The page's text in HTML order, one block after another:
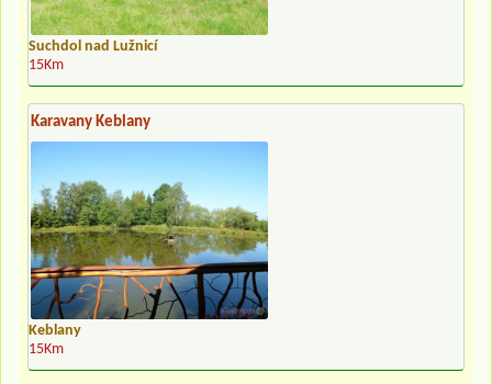
Suchdol nad Lužnicí
15Km
Karavany Keblany
Keblany
15Km